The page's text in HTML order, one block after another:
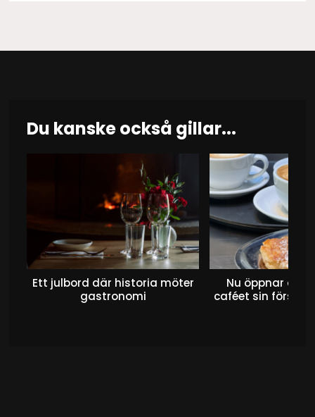
Du kanske också gillar...
Ett julbord där historia möter
gastronomi
Nu öppnar det
caféet sin första